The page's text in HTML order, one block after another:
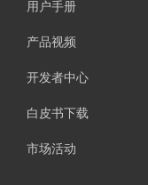
用户手册
产品视频
开发者中心
白皮书下载
市场活动